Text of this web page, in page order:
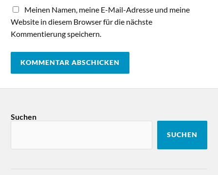
Meinen Namen, meine E-Mail-Adresse und meine
Website in diesem Browser für die nächste
Kommentierung speichern.
Suchen
SUCHEN